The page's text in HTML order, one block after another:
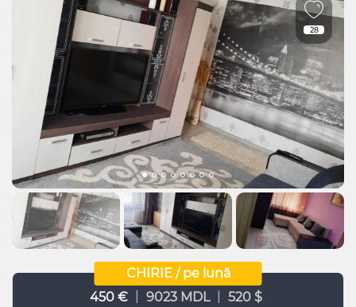
28
CHIRIE / pe lună
450 €
9023 MDL 520 $